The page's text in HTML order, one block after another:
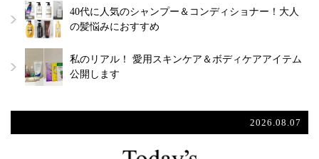
40代に人気のシャンプー＆コンディショナー！大人
の髪悩みにおすすめ
私のリアル！ 愛用スキンケア＆ボディケアアイテム
公開します
2026.08.07